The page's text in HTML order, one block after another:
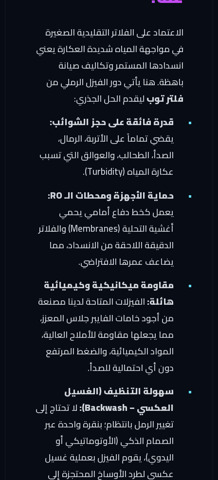
الاعتماد على الفلاتر التقليدية الصغيرة
في مواجهة المياه شديدة العكارة يعني
انسدادها المستمر وتكاليف صيانة
باهظة. هنا يأتي دور الفيزل الرملي من
فلتر توبليقدم الحل الجذري:
قدرة فائقة على حجز الشوائب:
يقضي تماماً على الأتربة، الرمال،
الصدأ، الطحالب، والعوالق التي تسبب
عكارة المياه (Turbidity).
حماية الأجهزة ومحطات الـ RO:
يعمل كخط دفاع أمامي يحمي
أغشية التحلية (Membranes) والفلاتر
الدقيقة اللاحقة من الانسداد، مما
يضاعف عمرها الافتراضي.
مقاومة ميكانيكية وكيميائية
هائلة:الفيزلات المتاحة لدينا مصنعة
من أجود خامات الفايبر جلاس المعزز،
مما يجعلها مقاومة للأملاح العالية،
المواد الكيميائية، والضغط المرتفع
دون أي احتمالية للصدأ.
سهولة التنظيف (الغسيل
العكسي – Backwash):
لا تحتاج إلى
تغيير الرمل بانتظام؛ بنقرة واحدة عبر
الصمام الذكي (الأوتوماتيكي أو
اليدوي)، يقوم الفيزل بعملية غسيل
عكسي لطرد الأوساخ المحتجزة إلى